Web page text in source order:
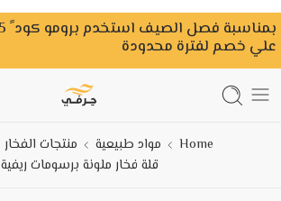
علي خصم لفترة محدودة
Home مواد طبيعية منتجات الفخار
قلة فخار ملونة برسومات ريفية